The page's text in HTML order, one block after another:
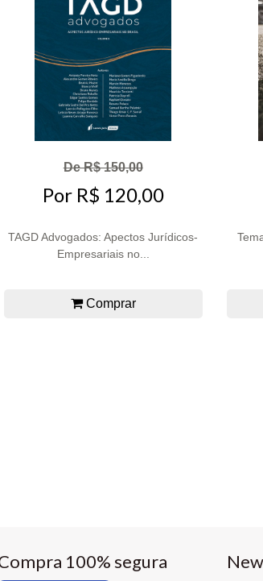
De R$ 150,00
Por R$ 120,00
TAGD Advogados: Apectos Jurídicos-
Empresariais no...
Comprar
100% segura